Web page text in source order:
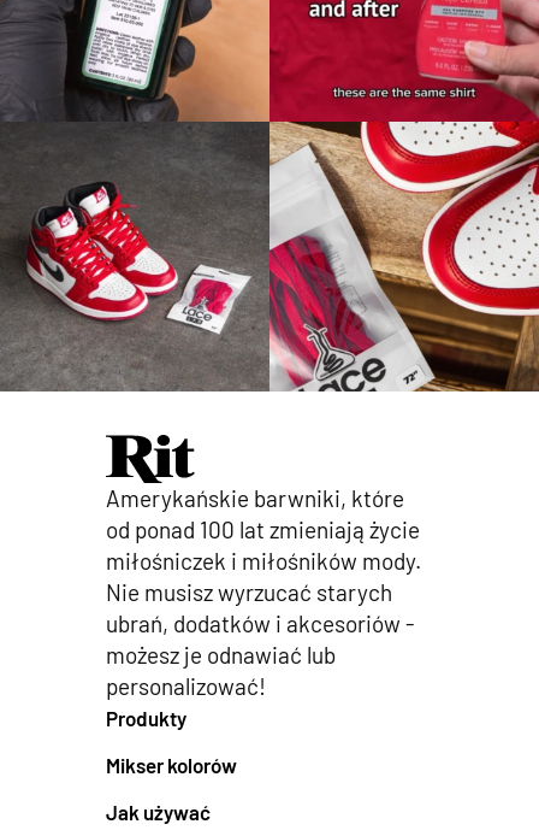
Amerykańskie barwniki, które
od ponad 100 lat zmieniają życie
miłośniczek i miłośników mody.
Nie musisz wyrzucać starych
ubrań, dodatków i akcesoriów -
możesz je odnawiać lub
personalizować!
Produkty
Mikser kolorów
Jak używać